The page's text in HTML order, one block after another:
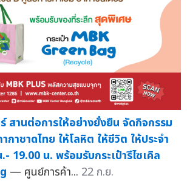
สานต่อการให้อย่างยั่งยืน จัดกิจกรรม
กาชาดไทย ให้โลหิต ให้ชีวิต ให้ประจำ
19.00 น. พร้อมรับกระเป๋ารีไซเคิล
— ศูนย์การค้า... 22 ก.ย.